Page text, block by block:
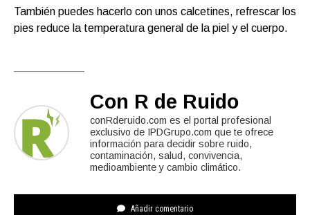
También puedes hacerlo con unos calcetines, refrescar los
pies reduce la temperatura general de la piel y el cuerpo.
Con R de Ruido
conRderuido.com es el portal profesional
exclusivo de IPDGrupo.com que te ofrece
información para decidir sobre ruido,
contaminación, salud, convivencia,
medioambiente y cambio climático.
Añadir comentario